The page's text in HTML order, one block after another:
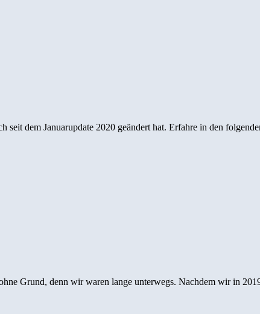
dem Januarupdate 2020 geändert hat. Erfahre in den
Grund, denn wir waren lange unterwegs. Nachdem wir in